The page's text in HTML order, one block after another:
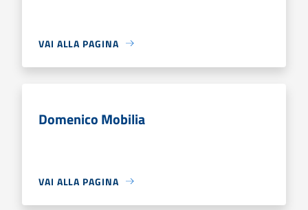
VAI ALLA PAGINA
Domenico Mobilia
VAI ALLA PAGINA